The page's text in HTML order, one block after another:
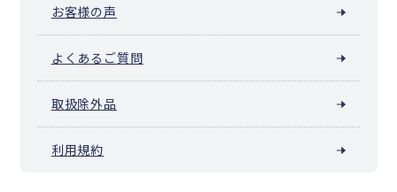
お客様の声
よくあるご質問
取扱除外品
利用規約